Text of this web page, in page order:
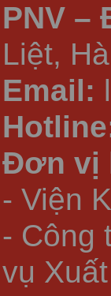
PNV –
Liệt,
Email:
Đơn vị
- Viện
- Công
vụ